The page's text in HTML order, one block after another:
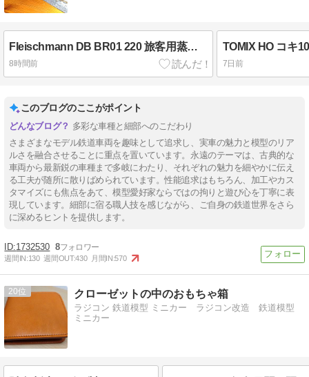
Fleischmann DB BR01 220 旅客用蒸気機関車
8時間前 7日前
このブログのここがポイント
多彩な車種と細部へのこだわり
さまざまなモデル鉄道車両を趣味として追求し、実車の魅力と模型のリア
ルさを融合させることに重点を置いています。永遠のテーマは、古典的な
車両から最新鋭の車種まで多岐にわたり、それぞれの魅力を細やかに伝え
る工夫が随所に散りばめられています。性能追求はもちろん、加工やカス
タマイズにも焦点をあて、模型愛好家ならではの拘りと遊び心を丁寧に表
現しています。細部に宿る職人技を感じながら、ご自身の鉄道世界をさら
に深めるヒントを提供します。
1732530 8
週間IN:130 週間OUT:430 月間IN:570
20 クローゼットの中のおもちゃ箱
ラジコン 鉄道模型 ミニカー ラジコン改造 鉄道模型
ミニカー